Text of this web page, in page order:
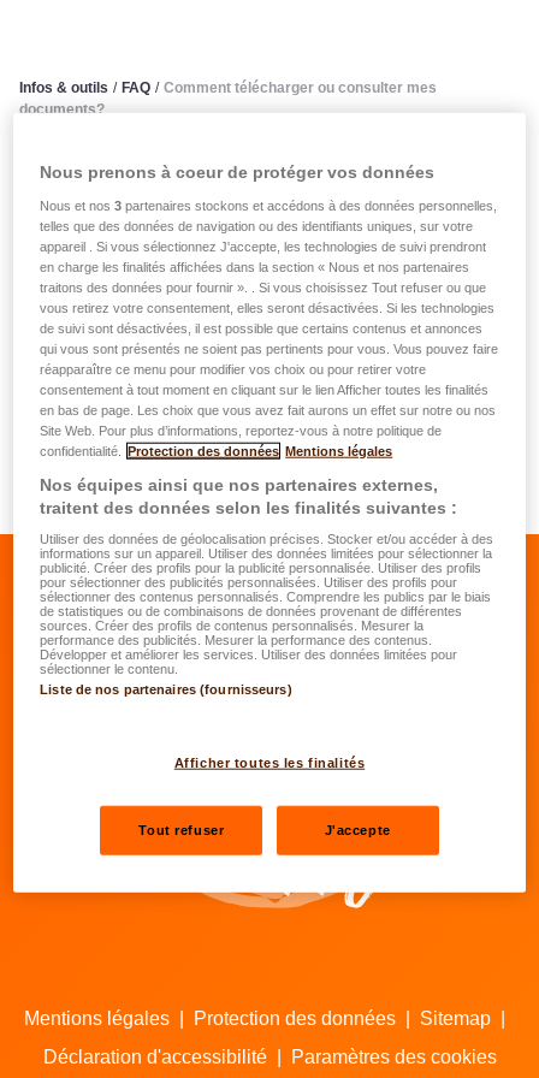
Infos & outils / FAQ / Comment télécharger ou consulter mes
documents?
Comment télécharger ou
consulter mes documents?
Vous trouvez vos conditions générales et spécifiques
d'assurance dans l'écran "Détails" d'un contrat. Dans
certains cas, il peut s'avérer nécessaire de télécharger un
programme de lecture PDF comme par exemple Adobe
Acrobat Reader (disponible ici).
Vous trouvez vos certificats d'impôts, attestations
d'assurance et autres documents importants dans la
section "Mes assurances" sous l'onglet "Documents".
Se rendre sur le facebook de LALUX
Se rendre sur le Linkedin de
Se rendre sur le youtube de
Se rendre sur
Mentions légales Protection des données Sitemap
Déclaration d'accessibilité
Paramètres des cookies
Nous prenons à coeur de protéger vos données
Nous et nos3 partenaires stockons et accédons à des données personnelles,
telles que des données de navigation ou des identifiants uniques, sur votre
appareil . Si vous sélectionnez J'accepte, les technologies de suivi prendront
en charge les finalités affichées dans la section « Nous et nos partenaires
traitons des données pour fournir ». . Si vous choisissez Tout refuser ou que
vous retirez votre consentement, elles seront désactivées. Si les technologies
de suivi sont désactivées, il est possible que certains contenus et annonces
qui vous sont présentés ne soient pas pertinents pour vous. Vous pouvez faire
réapparaître ce menu pour modifier vos choix ou pour retirer votre
consentement à tout moment en cliquant sur le lien Afficher toutes les finalités
en bas de page. Les choix que vous avez fait aurons un effet sur notre ou nos
Site Web. Pour plus d’informations, reportez-vous à notre politique de
confidentialité.
Protection des données Mentions légales
Nos équipes ainsi que nos partenaires externes,
traitent des données selon les finalités suivantes :
Utiliser des données de géolocalisation précises. Stocker et/ou accéder à des
informations sur un appareil. Utiliser des données limitées pour sélectionner la
publicité. Créer des profils pour la publicité personnalisée. Utiliser des profils
pour sélectionner des publicités personnalisées. Utiliser des profils pour
sélectionner des contenus personnalisés. Comprendre les publics par le biais
de statistiques ou de combinaisons de données provenant de différentes
sources. Créer des profils de contenus personnalisés. Mesurer la
performance des publicités. Mesurer la performance des contenus.
Développer et améliorer les services. Utiliser des données limitées pour
sélectionner le contenu.
Liste de nos partenaires (fournisseurs)
Afficher toutes les finalités
Tout refuser J'accepte